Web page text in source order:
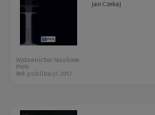
Jan Czekaj
Wydawnictwo Naukowe
PWN
Rok publikacji: 2017